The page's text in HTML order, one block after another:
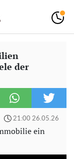
der
21:00 26.05.26
ein